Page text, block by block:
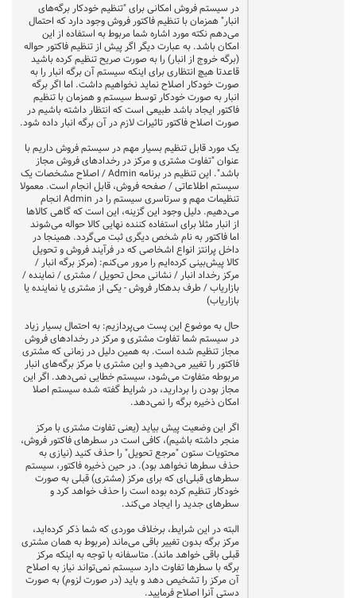
در سیستم فروش امکانی برای "تنظیم خودکار برگه‌های
انبار" همزمان با تنظیم فاکتور فروش وجود دارد که احتمال
می‌دهم نکته مورد اشاره شما مربوط به استفاده از این
امکان باشد. به عبارت دیگر اگر پیش از تنظیم فاکتور حواله
(برگه خروج از انبار) را به صورت صریح تنظیم کرده باشید
قاعدتا هیچ انتظاری برای اینکه سیستم آن برگه انبار را به
صورت خودکار اصلاح نماید نخواهیم داشت. اما اگر برگه
انبار به صورت خودکار توسط سیستم و همزمان با تنظیم
فاکتور ایجاد باشد طبیعی است که انتظار داشته باشیم در
صورت اصلاح فاکتور تاثیرات لازم در آن برگه انبار داده شود.
یک مورد قابل تنظیم بسیار مهم در سیستم فروش داریم با
عنوان "تفاوت مشتری و مرکز در رخدادهای فروش مجاز
باشد". این تنظیم در برنامه Admin / اصلاح مشخصات یک
سیستم اطلاعاتی / صفحه فروش، قابل انجام است. معمولا
تنظیمات مهم و سرتاسری سیستم را در Admin انجام
می‌دهیم. دلیل وجود این گزینه، این است که گاهی کالاها
از انبار مثلا برای استفاده کننده نهایی کالا حواله می‌شوند
اما فاکتور به نام شخص دیگری ثبت می‌گردد. همینجا در
داخل پرانتز انواع اشخاصی که در فرآیند فروش و تحویل
کالا پیش‌بینی کرده‌ایم را مرور می‌کنم: (مرکز برگه انبار /
مرکز رخداد انبار / نشانی محل تحویل / مشتری / نماینده /
بازاریاب / طرف بدهکار فروش - یکی از مشتری یا نماینده یا
بازاریاب)
حال به موضوع این پست می‌پردازیم: به احتمال بسیار زیاد
در سیستم شما تفاوت مشتری و مرکز در رخدادهای فروش
مجاز تنظیم شده است. به همین دلیل در زمانی که مشتری
فاکتور را تغییر می‌دهید و این مشتری با مرکز برگه‌های انبار
مربوطه متفاوت می‌شود، سیستم خطایی نمی‌دهد. اگر این
مجاز بودن را بردارید، در شرایط گفته شده سیستم اصلا
امکان ذخیره برگه را نمی‌دهد.
اگر این وضعیت پیش بیاید (یعنی تفاوت مشتری با مرکز
منجر داشته باشیم)، کافی است در سطرهای فاکتور فروش،
محتویات ستون "مرجع تحویل" را حذف کنید (نیازی به
حذف سطرها نخواهد بود). در حین ذخیره فاکتور، سیستم
سطرهای قبلی‌ای که برای مرکز (مشتری) قبلی به صورت
خودکار تنظیم کرده بوده است را حذف خواهد کرد و
سطرهای جدید را ایجاد می‌کند.
البته در این شرایط، برخلاف موردی که شما ذکر کرده‌اید،
مرکز برگه بدون تغییر باقی می‌ماند (مربوط به همان مشتری
قبلی باقی خواهد ماند). متاسفانه با توجه به اینکه مرکز
برگه با سطرها تفاوت دارد سیستم نمی‌تواند نیاز به اصلاح
آن مرکز را تشخیص دهد و باید (در صورت لزوم) به صورت
دستی آنرا اصلاح فرمایید.